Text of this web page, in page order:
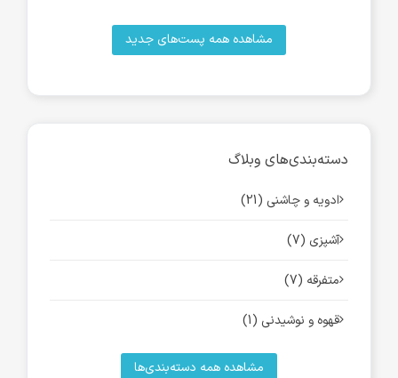
مشاهده همه پست‌های جدید
دسته‌بندی‌های وبلاگ
ادویه و چاشنی (21)
آشپزی (7)
متفرقه (7)
قهوه و نوشیدنی (1)
مشاهده همه دسته‌بندی‌ها